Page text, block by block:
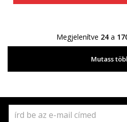
Megjelenítve 24a
Mutass